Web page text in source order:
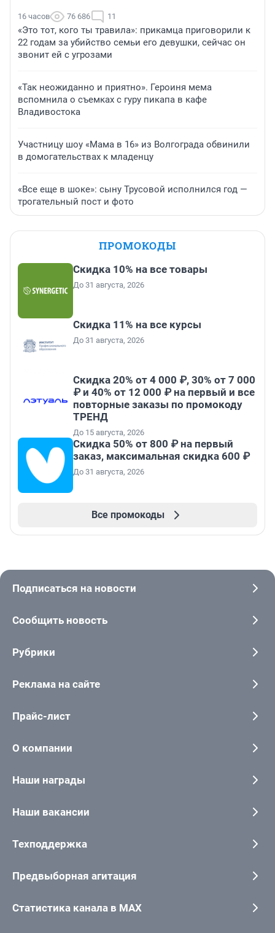
16 часов 76 686 11
«Это тот, кого ты травила»: прикамца приговорили к
22 годам за убийство семьи его девушки, сейчас он
звонит ей с угрозами
«Так неожиданно и приятно». Героиня мема
вспомнила о съемках с гуру пикапа в кафе
Владивостока
Участницу шоу «Мама в 16» из Волгограда обвинили
в домогательствах к младенцу
«Все еще в шоке»: сыну Трусовой исполнился год —
трогательный пост и фото
ПРОМОКОДЫ
Скидка 10% на все товары
До 31 августа, 2026
Скидка 11% на все курсы
До 31 августа, 2026
Скидка 20% от 4 000 ₽, 30% от 7 000
₽ и 40% от 12 000 ₽ на первый и все
повторные заказы по промокоду
ТРЕНД
До 15 августа, 2026
Скидка 50% от 800 ₽ на первый
заказ, максимальная скидка 600 ₽
До 31 августа, 2026
Все промокоды
Подписаться на новости
Сообщить новость
Рубрики
Реклама на сайте
Прайс-лист
О компании
Наши награды
Наши вакансии
Техподдержка
Предвыборная агитация
Статистика канала в MAX